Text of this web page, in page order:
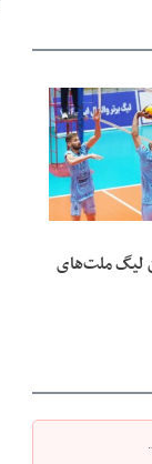
لیگ ملت‌های